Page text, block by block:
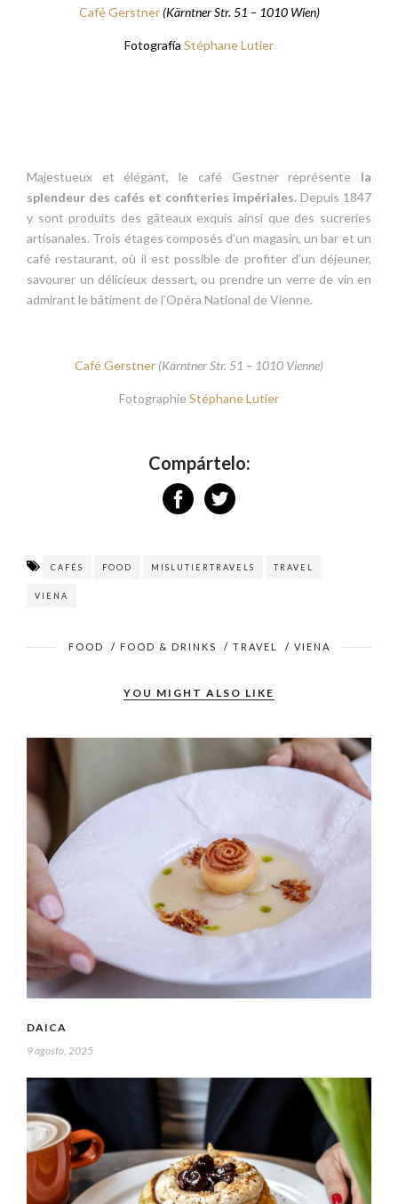
Café Gerstner (Kärntner Str. 51 – 1010 Wien)
Fotografía Stéphane Lutier
Majestueux et élégant, le café Gestner représente la
splendeur des cafés et confiteries impériales. Depuis 1847
y sont produits des gâteaux exquis ainsi que des sucreries
artisanales. Trois étages composés d’un magasin, un bar et un
café restaurant, où il est possible de profiter d’un déjeuner,
savourer un délicieux dessert, ou prendre un verre de vin en
admirant le bâtiment de l’Opéra National de Vienne.
Café Gerstner (Kärntner Str. 51 – 1010 Vienne)
Fotographie Stéphane Lutier
Compártelo:
CAFÉS FOOD MISLUTIERTRAVELS TRAVEL
VIENA
FOOD / FOOD & DRINKS / TRAVEL / VIENA
YOU MIGHT ALSO LIKE
DAICA
9 agosto, 2025